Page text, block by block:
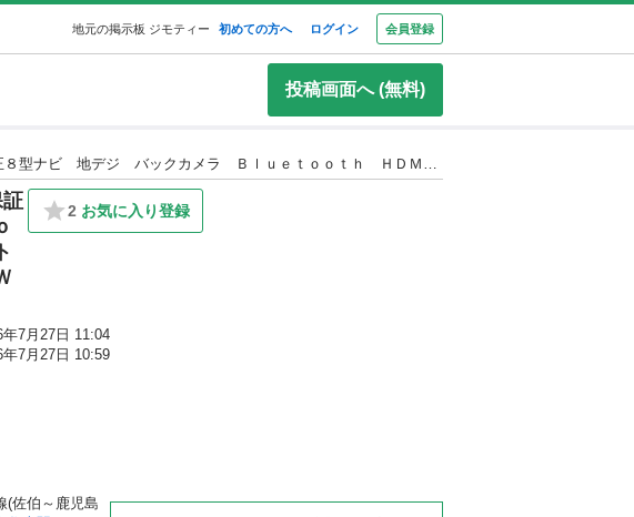
地元の掲示板 ジモティー 初めての方へ ログイン 会員登録
投稿画面へ (無料)
ダイハツ ウェイク Ｇターボ レジャーエディションＳＡＩＩ ★1年保証★ロードサービス付 純正８型ナビ 地デジ バックカメラ Ｂｌｕｅｔｏｏｔｈ ＨＤＭＩ接続可 両側パワースライド ＥＴＣ アイドリングストップ スマートキー オートライト ＬＥＤヘッド＆フォグ 純正１５ＡＷ
2 お気に入り登録
年7月27日 11:04
年7月27日 10:59
(佐伯～鹿児島